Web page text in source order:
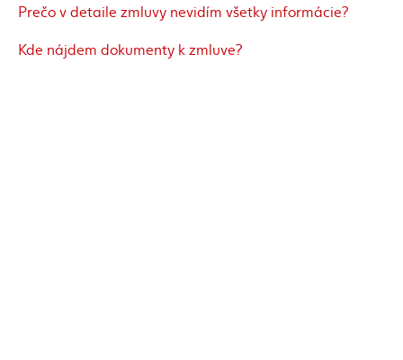
Prečo v detaile zmluvy nevidím všetky informácie?
Kde nájdem dokumenty k zmluve?